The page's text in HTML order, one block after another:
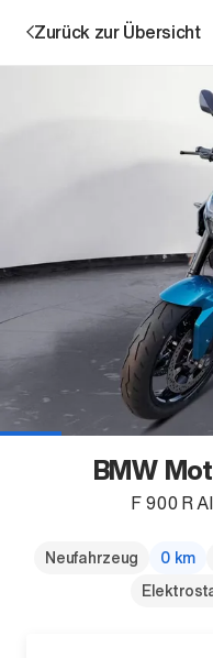
Unternehmen
Standorte
Zurück zur Übersicht
BMW
F 900 R
Neufahrzeug 0 km